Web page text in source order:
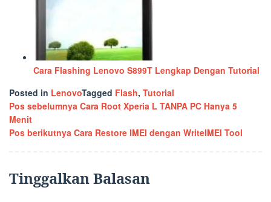
Cara Flashing Lenovo S899T Lengkap Dengan Tutorial
Posted in LenovoTagged Flash, Tutorial
Navigasi
pos
Pos sebelumnya Cara Root Xperia L TANPA PC Hanya 5
Menit
Pos berikutnya Cara Restore IMEI dengan WriteIMEI Tool
Tinggalkan Balasan